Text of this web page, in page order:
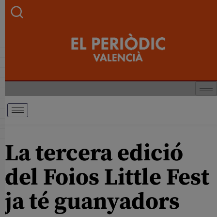
La tercera edició
del Foios Little Fest
ja té guanyadors